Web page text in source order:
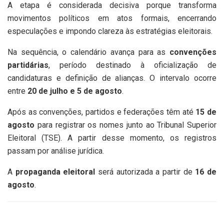
A etapa é considerada decisiva porque transforma
movimentos políticos em atos formais, encerrando
especulações e impondo clareza às estratégias eleitorais.
Na sequência, o calendário avança para as convenções
partidárias, período destinado à oficialização de
candidaturas e definição de alianças. O intervalo ocorre
entre 20 de julho e 5 de agosto.
Após as convenções, partidos e federações têm até 15 de
agosto para registrar os nomes junto ao Tribunal Superior
Eleitoral (TSE). A partir desse momento, os registros
passam por análise jurídica.
A propaganda eleitoral será autorizada a partir de 16 de
agosto.